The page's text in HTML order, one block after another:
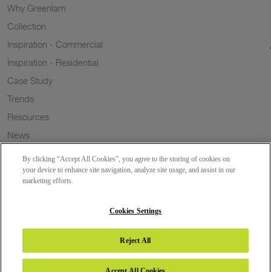
Why Greenlam
Collection
Inspiration - Commercial
Inspiration - Residential
Case Study
Trends
Resources
News
Wish to a Customer
Copyright 2026 © Greenlam Industries Limited. All rights reserved.
By clicking “Accept All Cookies”, you agree to the storing of cookies on
your device to enhance site navigation, analyze site usage, and assist in our
marketing efforts.
Cookies Settings
Reject All